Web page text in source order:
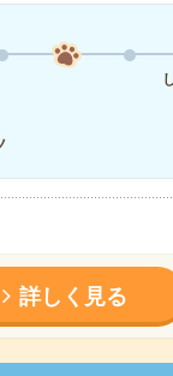
詳しく見る